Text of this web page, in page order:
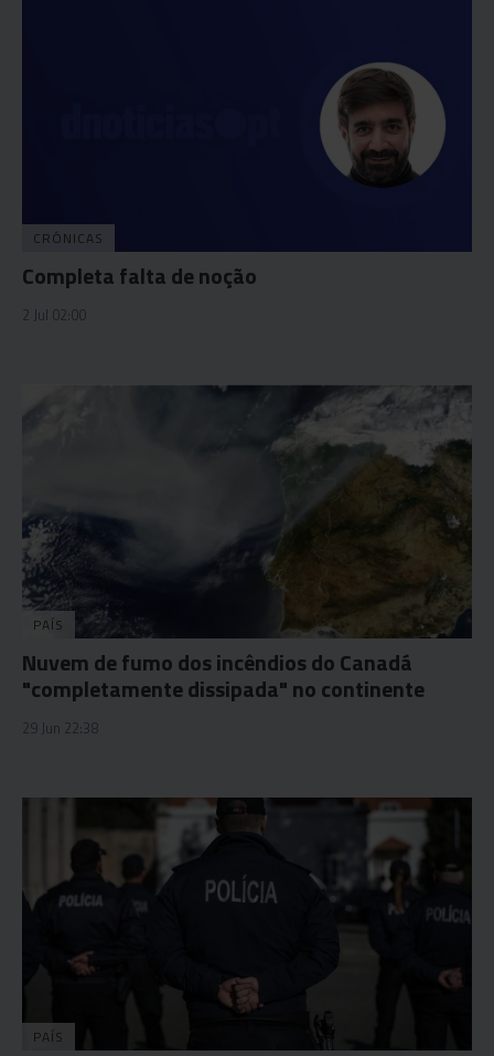
CRÓNICAS
Completa falta de noção
2 Jul 02:00
PAÍS
Nuvem de fumo dos incêndios do Canadá
"completamente dissipada" no continente
29 Jun 22:38
PAÍS